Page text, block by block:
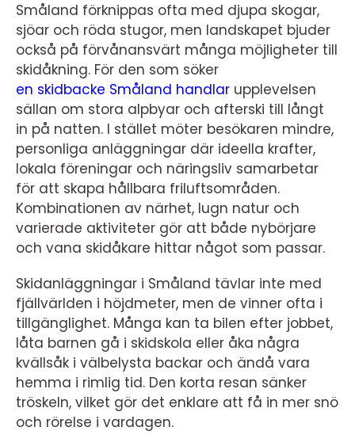
Småland förknippas ofta med djupa skogar,
sjöar och röda stugor, men landskapet bjuder
också på förvånansvärt många möjligheter till
skidåkning. För den som söker
en skidbacke Småland handlar upplevelsen
sällan om stora alpbyar och afterski till långt
in på natten. I stället möter besökaren mindre,
personliga anläggningar där ideella krafter,
lokala föreningar och näringsliv samarbetar
för att skapa hållbara friluftsområden.
Kombinationen av närhet, lugn natur och
varierade aktiviteter gör att både nybörjare
och vana skidåkare hittar något som passar.
Skidanläggningar i Småland tävlar inte med
fjällvärlden i höjdmeter, men de vinner ofta i
tillgänglighet. Många kan ta bilen efter jobbet,
låta barnen gå i skidskola eller åka några
kvällsåk i välbelysta backar och ändå vara
hemma i rimlig tid. Den korta resan sänker
tröskeln, vilket gör det enklare att få in mer snö
och rörelse i vardagen.